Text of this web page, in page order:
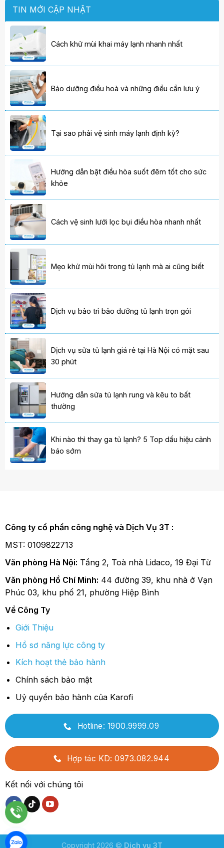
TIN MỚI CẬP NHẬT
Cách khử mùi khai máy lạnh nhanh nhất
Bảo dưỡng điều hoà và những điều cần lưu ý
Tại sao phải vệ sinh máy lạnh định kỳ?
Hướng dẫn bật điều hòa suốt đêm tốt cho sức
khỏe
Cách vệ sinh lưới lọc bụi điều hòa nhanh nhất
Mẹo khử mùi hôi trong tủ lạnh mà ai cũng biết
Dịch vụ bảo trì bảo dưỡng tủ lạnh trọn gói
Dịch vụ sửa tủ lạnh giá rẻ tại Hà Nội có mặt sau
30 phút
Hướng dẫn sửa tủ lạnh rung và kêu to bất
thường
Khi nào thì thay ga tủ lạnh? 5 Top dấu hiệu cảnh
báo sớm
Công ty cổ phần công nghệ và Dịch Vụ 3T :
MST: 0109822713
Văn phòng Hà Nội: Tầng 2, Toà nhà Lidaco, 19 Đại Từ
Văn phòng Hồ Chí Minh: 44 đường 39, khu nhà ở Vạn
Phúc 03, khu phố 21, phường Hiệp Bình
Về Công Ty
Giới Thiệu
Hồ sơ năng lực công ty
Kích hoạt thẻ bảo hành
Chính sách bảo mật
Uỷ quyền bảo hành của Karofi
Hotline: 1900.9999.09
Hợp tác KD: 0973.082.944
Kết nối với chúng tôi
Copyright 2026 © Dịch vụ 3T